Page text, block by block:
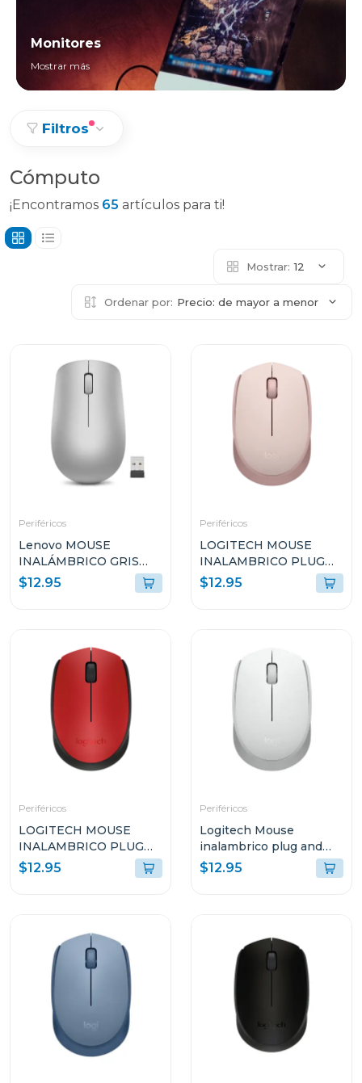
Monitores
Mostrar más
Filtros
Cómputo
¡Encontramos 65 artículos para ti!
Mostrar: 12
Ordenar por: Precio: de mayor a menor
Periféricos
Lenovo MOUSE
INALÁMBRICO GRIS
PLATINO L300 GY50Z1
$12.95
Periféricos
LOGITECH MOUSE
INALAMBRICO PLUG
AND PLAY ROSADO
M170
$12.95
Periféricos
LOGITECH MOUSE
INALAMBRICO PLUG
AND PLAY ROJO M170
$12.95
Periféricos
Logitech Mouse
inalambrico plug and
play white m170
$12.95